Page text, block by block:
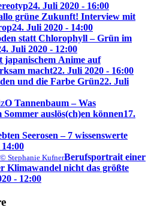
24. Juli 2020 - 16:00
grüne Zukunft! Interview mit
24. Juli 2020 - 14:00
statt Chlorophyll – Grün im
Juli 2020 - 12:00
Anime auf
macht22. Juli 2020 - 16:00
und die Farbe Grün22. Juli
O Tannenbaum – Was
auslös(ch)en können17.
Seerosen – 7 wissenswerte
© Stephanie KufnerBerufsportrait einer
Klimawandel nicht das größte
- 12:00